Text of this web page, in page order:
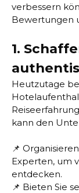
verbessern
Bewertungen
1.
Heutzutage
kann den
📌
Experten, um
entdecken.
📌 Bieten Sie